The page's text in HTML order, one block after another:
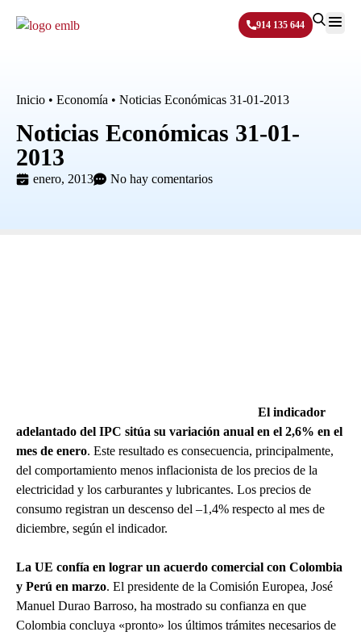
914 135 644
Inicio • Economía • Noticias Económicas 31-01-2013
Noticias Económicas 31-01-
2013
enero, 2013 No hay comentarios
El indicador
adelantado del IPC sitúa su variación anual en el 2,6% en el
mes de enero. Este resultado es consecuencia, principalmente,
del comportamiento menos inflacionista de los precios de la
electricidad y los carburantes y lubricantes. Los precios de
consumo registran un descenso del –1,4% respecto al mes de
diciembre, según el indicador.
La UE confía en lograr un acuerdo comercial con Colombia
y Perú en marzo. El presidente de la Comisión Europea, José
Manuel Durao Barroso, ha mostrado su confianza en que
Colombia concluya «pronto» los últimos trámites necesarios de